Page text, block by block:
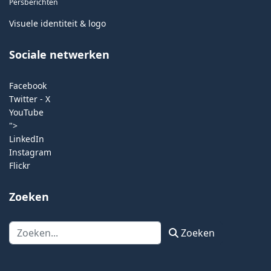
Persberichten
Visuele identiteit & logo
Sociale netwerken
Facebook
Twitter - X
YouTube
">
LinkedIn
Instagram
Flickr
Zoeken
Zoeken Zoeken